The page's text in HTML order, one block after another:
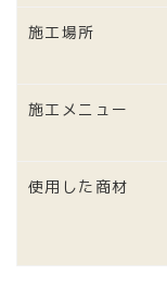
施工場所
施工メニュー
使用した商材